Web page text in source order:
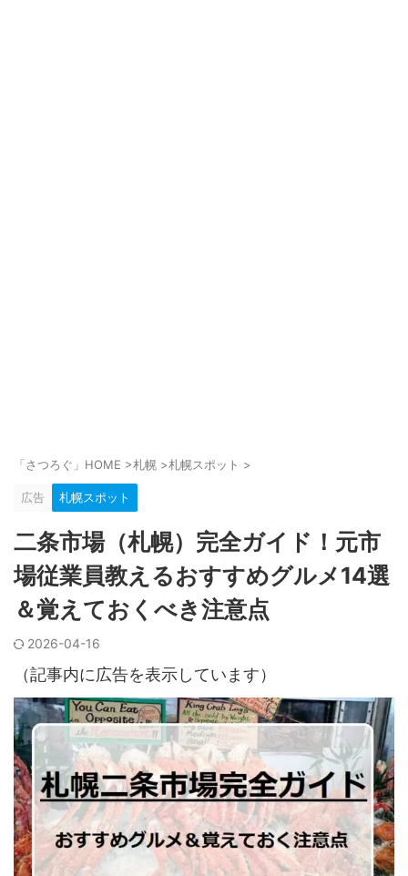
「さつろぐ」HOME >札幌 >札幌スポット >
広告 札幌スポット
二条市場（札幌）完全ガイド！元市
場従業員教えるおすすめグルメ14選
＆覚えておくべき注意点
2026-04-16
（記事内に広告を表示しています）